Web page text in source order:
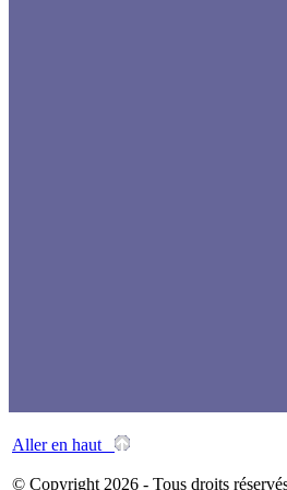
Aller en haut
© Copyright 2026 - Tous droits